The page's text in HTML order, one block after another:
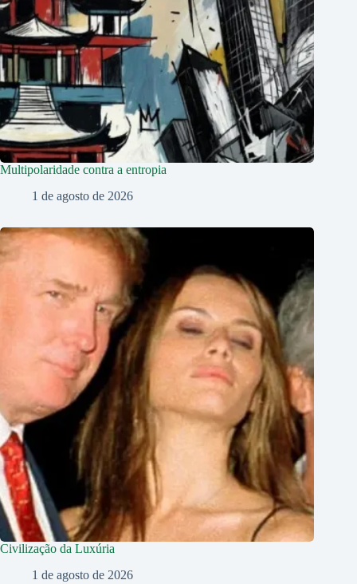
Multipolaridade contra a entropia
1 de agosto de 2026
Civilização da Luxúria
1 de agosto de 2026